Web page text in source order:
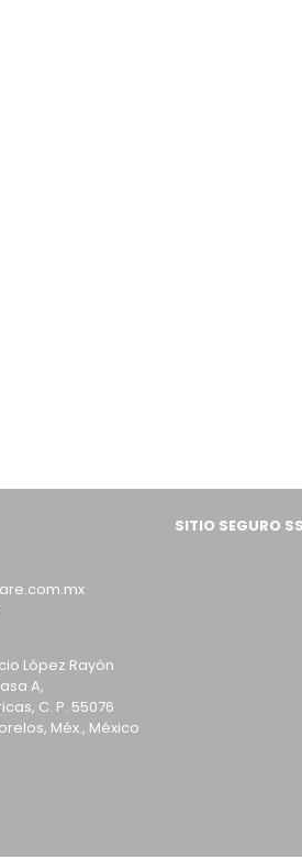
López Rayón
A,
C. P. 55076
Méx., México
SITIO SEGURO